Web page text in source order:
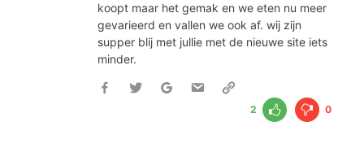
koopt maar het gemak en we eten nu meer
gevarieerd en vallen we ook af. wij zijn
supper blij met jullie met de nieuwe site iets
minder.
2 0